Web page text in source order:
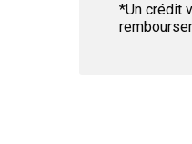
*Un crédit